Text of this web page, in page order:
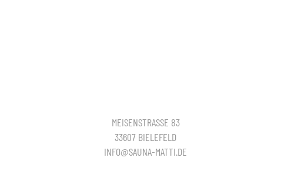
MEISENSTRASSE 83
33607 BIELEFELD
INFO@SAUNA-MATTI.DE